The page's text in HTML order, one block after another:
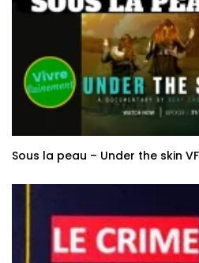
Sous la peau – Under the skin VF